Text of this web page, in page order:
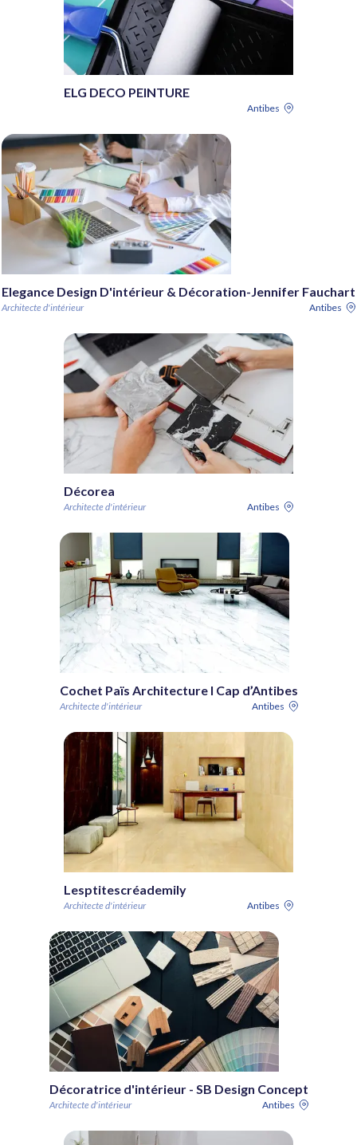
ELG DECO PEINTURE
Antibes
Elegance Design D'intérieur & Décoration-Jennifer Fauchart
Architecte d'intérieur Antibes
Décorea
Architecte d'intérieur Antibes
Cochet Païs Architecture I Cap d’Antibes
Architecte d'intérieur Antibes
Lesptitescréademily
Architecte d'intérieur Antibes
Décoratrice d'intérieur - SB Design Concept
Architecte d'intérieur Antibes